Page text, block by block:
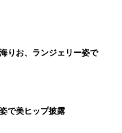
りお、ランジェリー姿で
で美ヒップ披露